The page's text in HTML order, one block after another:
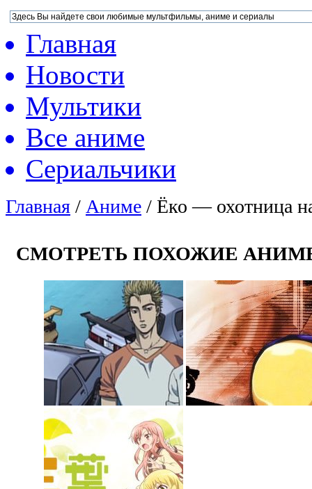
Главная
Новости
Мультики
Все аниме
Сериальчики
Главная / Аниме / Ёко — охотница
СМОТРЕТЬ ПОХОЖИЕ